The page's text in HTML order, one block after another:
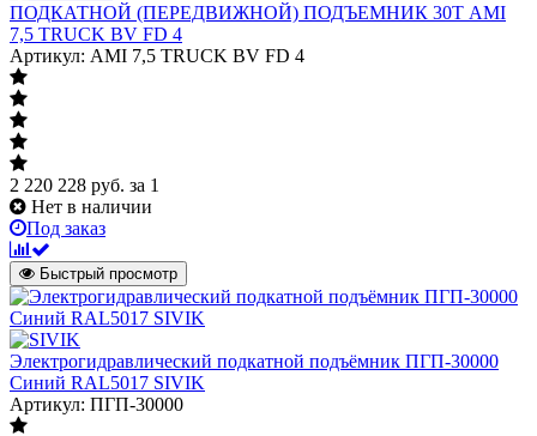
ПОДКАТНОЙ (ПЕРЕДВИЖНОЙ) ПОДЪЕМНИК 30Т AMI
7,5 TRUCK BV FD 4
Артикул: AMI 7,5 TRUCK BV FD 4
2 220 228 руб. за 1
Нет в наличии
Под заказ
Быстрый просмотр
Электрогидравлический подкатной подъёмник ПГП-30000
Синий RAL5017 SIVIK
Артикул: ПГП-30000